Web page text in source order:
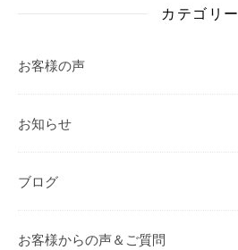
カテゴリー
お客様の声
お知らせ
ブログ
お客様からの声＆ご質問